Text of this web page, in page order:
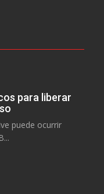
para liberar
puede ocurrir